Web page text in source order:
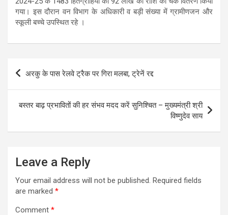
गया। इस दौरान वन विभाग के अधिकारी व बड़ी संख्या में ग्रामीणजन और
स्कूली बच्चे उपस्थित रहे ।
Post
navigation
अरकु के पास रेलवे ट्रैक पर गिरा मलबा, ट्रेनें रद्द
बस्तर बाढ़ प्रभावितों की हर संभव मदद करें सुनिश्चित – मुख्यमंत्री श्री
विष्णुदेव साय
Leave a Reply
Your email address will not be published. Required fields
are marked *
Comment *